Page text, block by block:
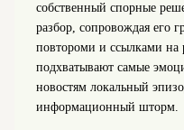
собственный спорные
разбор, сопровождая его
повтороми и ссылками на
подхватывают самые
новостям локальный
информационный шторм.